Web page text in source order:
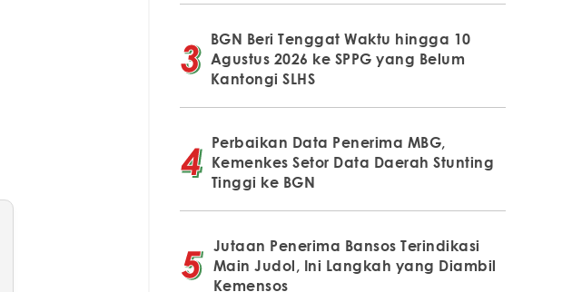
BGN Beri Tenggat Waktu hingga 10
Agustus 2026 ke SPPG yang Belum
Kantongi SLHS
Perbaikan Data Penerima MBG,
Kemenkes Setor Data Daerah Stunting
Tinggi ke BGN
Jutaan Penerima Bansos Terindikasi
Main Judol, Ini Langkah yang Diambil
Kemensos